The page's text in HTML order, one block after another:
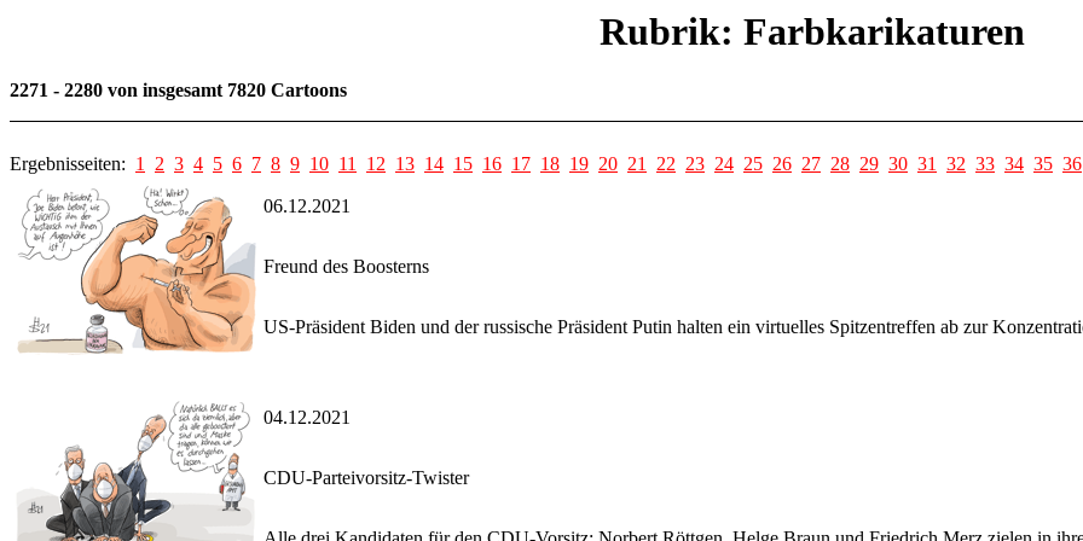
Rubrik: Farbkarikaturen
2271 - 2280 von insgesamt 7820 Cartoons
Ergebnisseiten: 1 2 3 4 5 6 7 8 9 10 11 12 13 14 15 16 17 18 19 20 21 22 23 24 25 26 27 28 29 30 31 32 33 34 35 36
06.12.2021
Freund des Boosterns
US-Präsident Biden und der russische Präsident Putin halten ein virtuelles Spitzentreffen ab zur
04.12.2021
CDU-Parteivorsitz-Twister